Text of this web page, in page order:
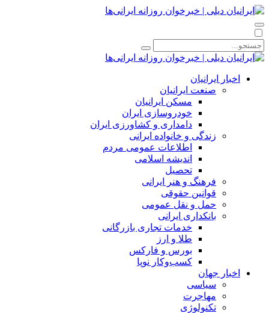
اخبار ایرانیان
صنعت ایرانیان
مسکن ایرانیان
خودروسازی ایران
دامداری و کشاورزی ایران
زندگی و خانواده ایرانی
اطلاعات عمومی مردم
اندیشه اسلامی
تحصیل
فرهنگ و هنر ایرانی
قوانین حقوقی
حمل و نقل عمومی
بانکداری ایرانی
خدمات تجاری بازرگانی
طلا و ارز
بورس و فارکس
کسب‌وکار نوپا
اخبار جهان
سیاسی
مهاجرت
تکنولوژی